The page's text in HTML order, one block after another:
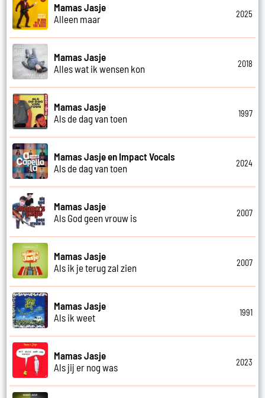
Mamas Jasje
Alleen maar
2025
Mamas Jasje
Alles wat ik wensen kon
2018
Mamas Jasje
Als de dag van toen
1997
Mamas Jasje en Impact Vocals
Als de dag van toen
2024
Mamas Jasje
Als God geen vrouw is
2007
Mamas Jasje
Als ik je terug zal zien
2007
Mamas Jasje
Als ik weet
1991
Mamas Jasje
Als jij er nog was
2023